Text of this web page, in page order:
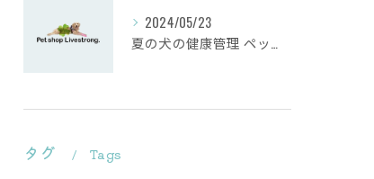
2024/05/23
夏の犬の健康管理 ペットショップがおすすめする熱中症対策とは？
タグ Tags